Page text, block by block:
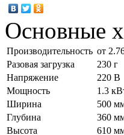
Основные
Производительность от
Разовая загрузка
230 г
Напряжение
220 В
Мощность
1.3
Ширина
500
Глубина
360
Высота
610